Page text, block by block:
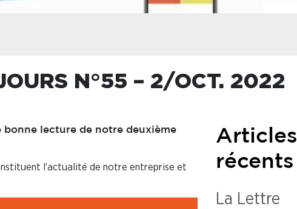
N°55 – 2/OCT. 2022
bonne lecture de notre deuxième
l’actualité de notre entreprise et
Articles
récents
La Lettre